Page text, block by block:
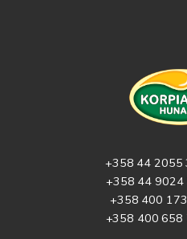
+358 44 2055
+358 44 9024
+358 400
+358 400 658